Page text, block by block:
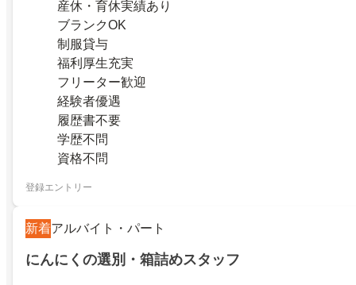
産休・育休実績あり
ブランクOK
制服貸与
福利厚生充実
フリーター歓迎
経験者優遇
履歴書不要
学歴不問
資格不問
登録エントリー
新着アルバイト・パート
にんにくの選別・箱詰めスタッフ